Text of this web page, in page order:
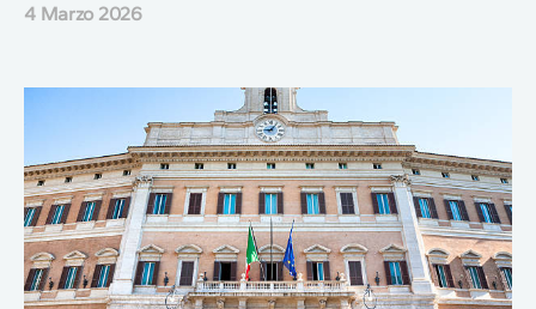
4 Marzo 2026